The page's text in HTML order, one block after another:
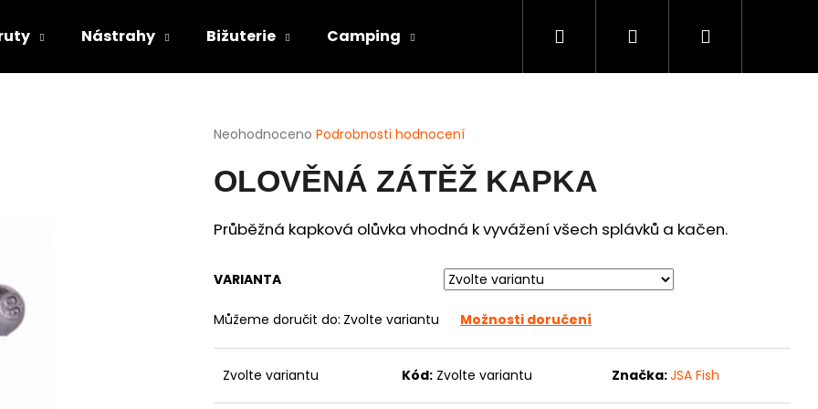
Nástrahy Bižuterie Camping Péče o úlovky BAZAR použité zboží
Hledat PřihlášeníNákupní
Průměrné
produktu
je
z
5
Neohodnoceno Podrobnosti hodnocení
OLOVĚNÁ ZÁTĚŽ KAPKA
Průběžná kapková olůvka vhodná k vyvážení všech splávků a kačen.
VARIANTA
Můžeme doručit do: Zvolte variantu Možnosti doručení
Zvolte variantu Kód: Zvolte variantu Značka:JSA Fish
HLEDAT